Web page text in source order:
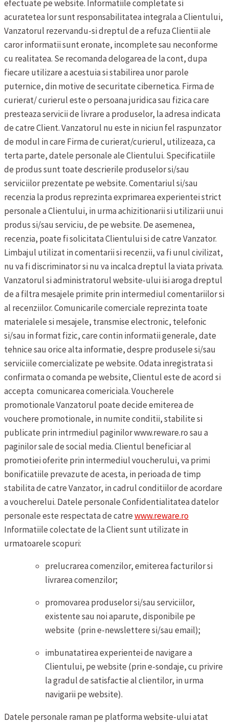
efectuate pe website. Informatiile completate si
acuratetea lor sunt responsabilitatea integrala a Clientului,
Vanzatorul rezervandu-si dreptul de a refuza Clientii ale
caror informatii sunt eronate, incomplete sau neconforme
cu realitatea. Se recomanda delogarea de la cont, dupa
fiecare utilizare a acestuia si stabilirea unor parole
puternice, din motive de securitate cibernetica. Firma de
curierat/ curierul este o persoana juridica sau fizica care
presteaza servicii de livrare a produselor, la adresa indicata
de catre Client. Vanzatorul nu este in niciun fel raspunzator
de modul in care Firma de curierat/curierul, utilizeaza, ca
terta parte, datele personale ale Clientului. Specificatiile
de produs sunt toate descrierile produselor si/sau
serviciilor prezentate pe website.Comentariul si/sau
recenzia la produs reprezinta exprimarea experientei strict
personale a Clientului, in urma achizitionarii si utilizarii unui
produs si/sau serviciu, de pe website. De asemenea,
recenzia, poate fi solicitata Clientului si de catre Vanzator.
Limbajul utilizat in comentarii si recenzii, va fi unul civilizat,
nu va fi discriminator si nu va incalca dreptul la viata privata.
Vanzatorul si administratorul website-ului isi aroga dreptul
de a filtra mesajele primite prin intermediul comentariilor si
al recenziilor.Comunicarile comerciale reprezinta toate
materialele si mesajele, transmise electronic, telefonic
si/sau in format fizic, care contin informatii generale, date
tehnice sau orice alta informatie, despre produsele si/sau
serviciile comercializate pe website. Odata inregistrata si
confirmata o comanda pe website, Clientul este de acord si
accepta comunicarea comericiala.Voucherele
promotionaleVanzatorul poate decide emiterea de
vouchere promotionale, in numite conditii, stabilite si
publicate prin intrmediul paginilor www.reware.ro sau a
paginilor sale de social media. Clientul beneficiar al
promotiei oferite prin intermediul voucherului, va primi
bonificatiile prevazute de acesta, in perioada de timp
stabilita de catre Vanzator, in cadrul conditiilor de acordare
a voucherelui. Datele personaleConfidentialitatea datelor
personale este respectata de catrewww.reware.ro
Informatiile colectate de la Client sunt utilizate in
urmatoarele scopuri:
prelucrarea comenzilor, emiterea facturilor si
livrarea comenzilor;
promovarea produselor si/sau serviciilor,
existente sau noi aparute, disponibile pe
website (prin e-newslettere si/sau email);
imbunatatirea experientei de navigare a
Clientului, pe website (prin e-sondaje, cu privire
la gradul de satisfactie al clientilor, in urma
navigarii pe website).
Datele personale raman pe platforma website-ului atat